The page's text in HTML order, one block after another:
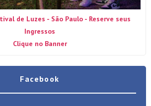
de Luzes - São Paulo - Reserve seus
Ingressos
Clique no Banner
Facebook